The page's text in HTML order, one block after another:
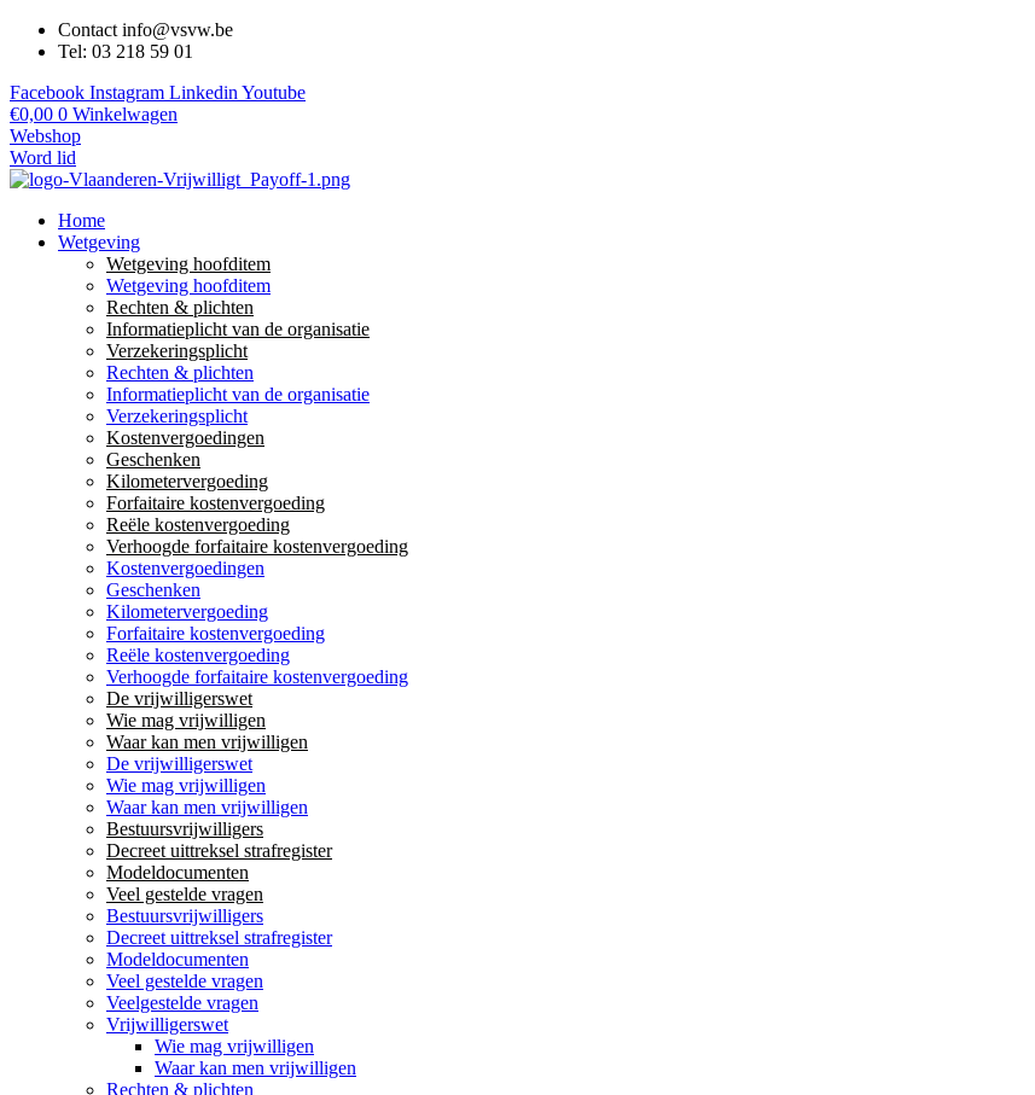
Contact info@vsvw.be
Tel: 03 218 59 01
Facebook Instagram Linkedin Youtube
€0,00 0 Winkelwagen
Webshop
Word lid
Home
Wetgeving
Wetgeving hoofditem
Wetgeving hoofditem
Rechten & plichten
Informatieplicht van de organisatie
Verzekeringsplicht
Rechten & plichten
Informatieplicht van de organisatie
Verzekeringsplicht
Kostenvergoedingen
Geschenken
Kilometervergoeding
Forfaitaire kostenvergoeding
Reële kostenvergoeding
Verhoogde forfaitaire kostenvergoeding
Kostenvergoedingen
Geschenken
Kilometervergoeding
Forfaitaire kostenvergoeding
Reële kostenvergoeding
Verhoogde forfaitaire kostenvergoeding
De vrijwilligerswet
Wie mag vrijwilligen
Waar kan men vrijwilligen
De vrijwilligerswet
Wie mag vrijwilligen
Waar kan men vrijwilligen
Bestuursvrijwilligers
Decreet uittreksel strafregister
Modeldocumenten
Veel gestelde vragen
Bestuursvrijwilligers
Decreet uittreksel strafregister
Modeldocumenten
Veel gestelde vragen
Veelgestelde vragen
Vrijwilligerswet
Wie mag vrijwilligen
Waar kan men vrijwilligen
Rechten & plichten